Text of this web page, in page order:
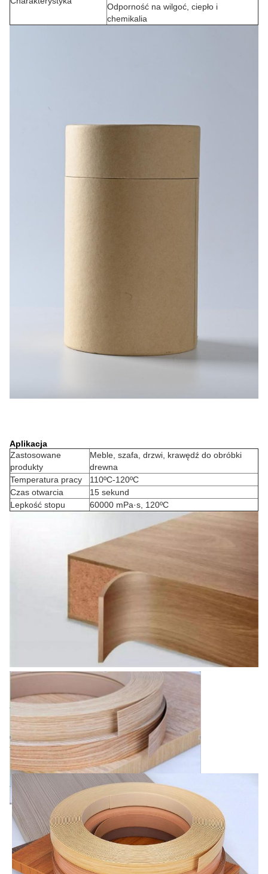
Odporność na wilgoć, ciepło i
chemikalia
Aplikacja
Zastosowane
produkty
Meble, szafa, drzwi, krawędź do obróbki
drewna
Temperatura pracy
110ºC-120ºC
Czas otwarcia
15 sekund
Lepkość stopu
60000 mPa·s, 120ºC